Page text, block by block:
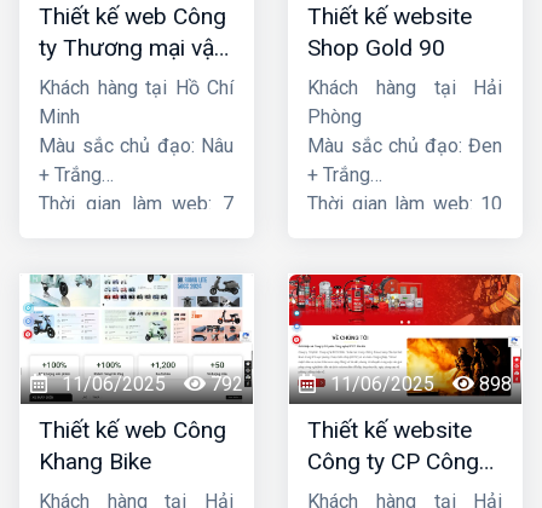
Thiết kế web Công
ty Thương mại vận
tải Song Bằng
Khách hàng tại Hồ Chí
Minh
Màu sắc chủ đạo: Nâu
+ Trắng
Thời gian làm web: 7
Thiết kế website
Shop Gold 90
Khách hàng tại Hải
Phòng
Màu sắc chủ đạo: Đen
+ Trắng
Thời gian làm web: 10
11/06/2025 792
Thiết kế web Công
Khang Bike
Khách hàng tại Hải
11/06/2025 898
Thiết kế website
Công ty CP Công
nghệ PCCC Bắc Hà
Khách hàng tại Hải